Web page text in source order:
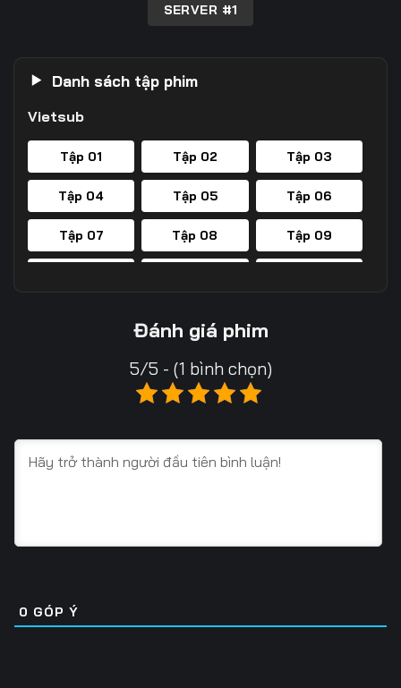
SERVER #1
Danh sách tập phim
Vietsub
Tập 01 Tập 02 Tập 03
Tập 04 Tập 05 Tập 06
Tập 07 Tập 08 Tập 09
Tập 20
Tập 25 Tập 26
Tập 31 Tập 32 Tập 33
Tập 37 Tập 38 Tập 39
Đánh giá phim
5/5 - (1 bình chọn)
0 GÓP Ý